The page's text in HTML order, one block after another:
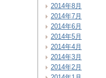
2014年8月
2014年7月
2014年6月
2014年5月
2014年4月
2014年3月
2014年2月